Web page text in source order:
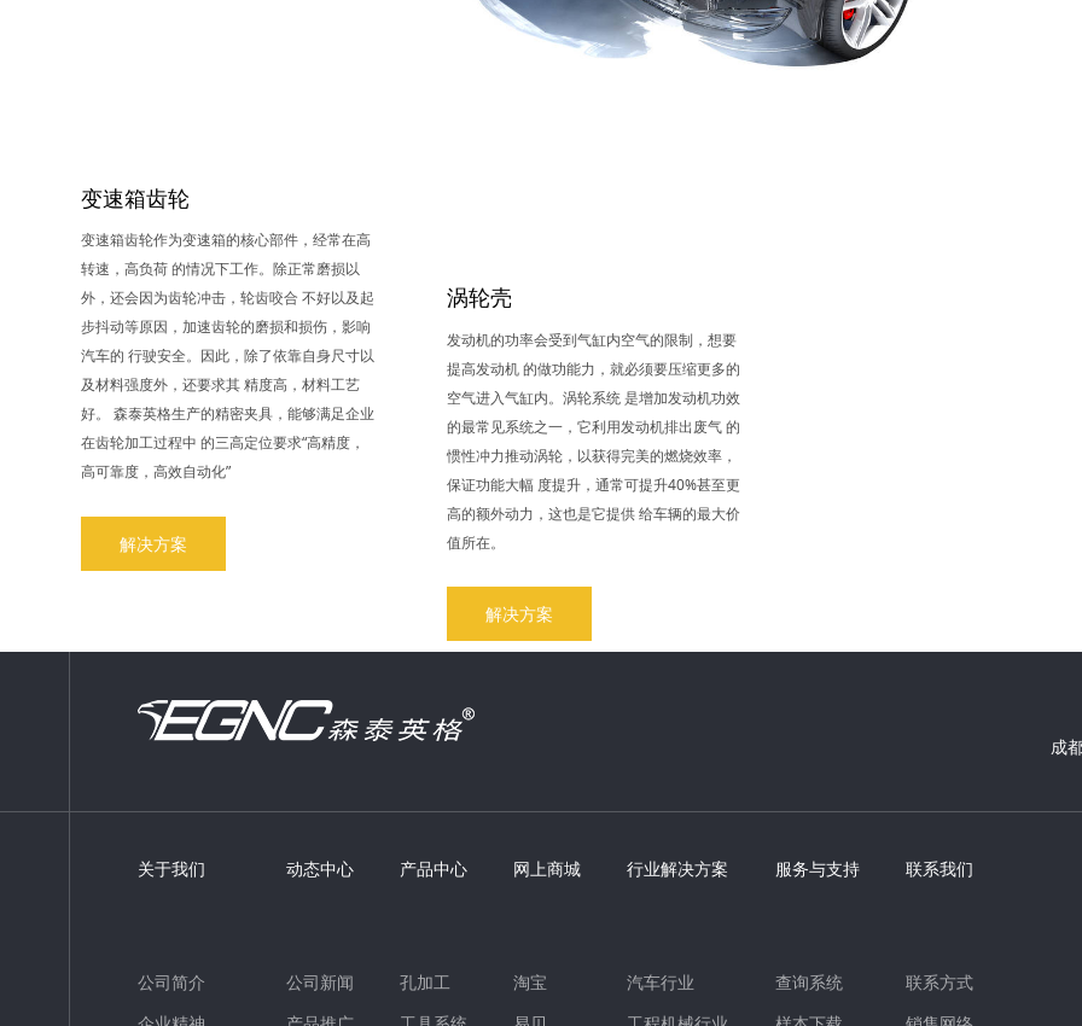
涡轮壳
发动机的功率会受到气缸内空气的限制，想要
提高发动机 的做功能力，就必须要压缩更多的
空气进入气缸内。涡轮系统 是增加发动机功效
的最常见系统之一，它利用发动机排出废气 的
惯性冲力推动涡轮，以获得完美的燃烧效率，
保证功能大幅 度提升，通常可提升40%甚至更
高的额外动力，这也是它提供 给车辆的最大价
值所在。
解决方案
变速箱齿轮
变速箱齿轮作为变速箱的核心部件，经常在高
转速，高负荷 的情况下工作。除正常磨损以
外，还会因为齿轮冲击，轮齿咬合 不好以及起
步抖动等原因，加速齿轮的磨损和损伤，影响
汽车的 行驶安全。因此，除了依靠自身尺寸以
及材料强度外，还要求其 精度高，材料工艺
好。 森泰英格生产的精密夹具，能够满足企业
在齿轮加工过程中 的三高定位要求“高精度，
高可靠度，高效自动化”
解决方案
成
关于我们
公司简介
动态中心
公司新闻
产品中心
孔加工
网上商城
淘宝
行业解决方案
汽车行业
服务与支持
查询系统
联系我们
联系方式